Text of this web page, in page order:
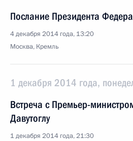
Послание Президента
4 декабря 2014 года, 13:20
Москва, Кремль
1 декабря 2014 года,
Встреча с Премьер-
Давутоглу
1 декабря 2014 года, 21:30